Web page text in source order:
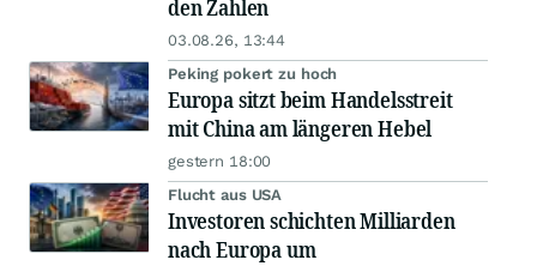
den Zahlen
03.08.26, 13:44
Peking pokert zu hoch
Europa sitzt beim Handelsstreit
mit China am längeren Hebel
gestern 18:00
Flucht aus USA
Investoren schichten Milliarden
nach Europa um